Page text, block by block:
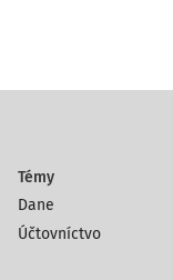
Témy
Dane
Účtovníctvo